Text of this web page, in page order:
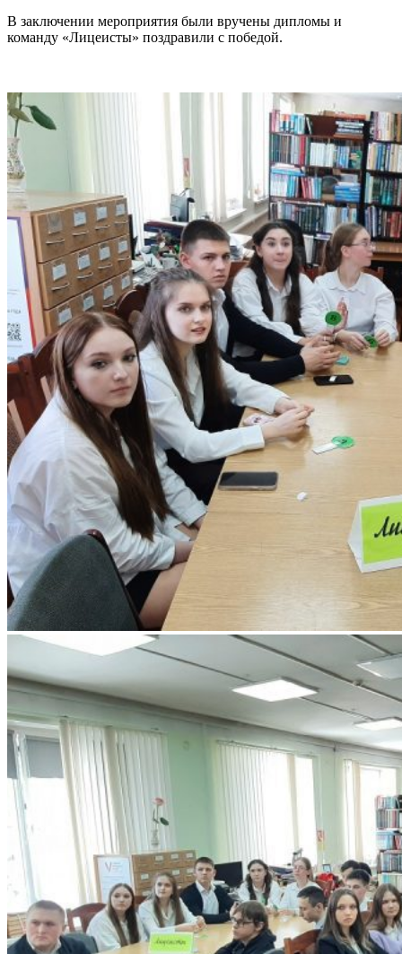
В заключении мероприятия были вручены дипломы и
команду «Лицеисты» поздравили с победой.